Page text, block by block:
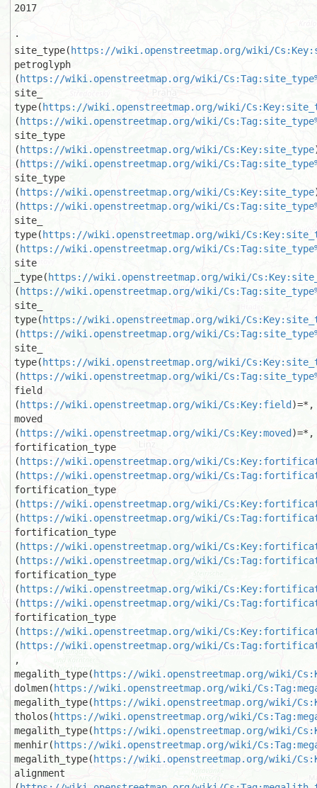
2017
·
site_type( https://wiki.openstreetmap.org/wiki/
petroglyph
( https://wiki.openstreetmap.org/wiki/
site_
type( https://wiki.openstreetmap.org/wiki/
( https://wiki.openstreetmap.org/wiki/
site_type
( https://wiki.openstreetmap.org/wiki/Cs:Key:site_type
( https://wiki.openstreetmap.org/wiki/
site_type
( https://wiki.openstreetmap.org/wiki/Cs:Key:site_type
( https://wiki.openstreetmap.org/wiki/
site_
type( https://wiki.openstreetmap.org/wiki/
( https://wiki.openstreetmap.org/wiki/
site
_type( https://wiki.openstreetmap.org/wiki/
( https://wiki.openstreetmap.org/wiki/
site_
type( https://wiki.openstreetmap.org/wiki/
( https://wiki.openstreetmap.org/wiki/
site_
type( https://wiki.openstreetmap.org/wiki/
( https://wiki.openstreetmap.org/wiki/
field
( https://wiki.openstreetmap.org/wiki/Cs:Key:field )=*,
moved
( https://wiki.openstreetmap.org/wiki/Cs:Key:moved )=*,
fortification_type
( https://wiki.openstreetmap.org/wiki/
( https://wiki.openstreetmap.org/wiki/
fortification_type
( https://wiki.openstreetmap.org/wiki/
( https://wiki.openstreetmap.org/wiki/
fortification_type
( https://wiki.openstreetmap.org/wiki/
( https://wiki.openstreetmap.org/wiki/
fortification_type
( https://wiki.openstreetmap.org/wiki/
( https://wiki.openstreetmap.org/wiki/
fortification_type
( https://wiki.openstreetmap.org/wiki/
( https://wiki.openstreetmap.org/wiki/
,
megalith_type( https://wiki.openstreetmap.org/wiki/
dolmen( https://wiki.openstreetmap.org/wiki/
megalith_type( https://wiki.openstreetmap.org/wiki/
tholos( https://wiki.openstreetmap.org/wiki/
megalith_type( https://wiki.openstreetmap.org/wiki/
menhir( https://wiki.openstreetmap.org/wiki/
megalith_type( https://wiki.openstreetmap.org/wiki/
alignment